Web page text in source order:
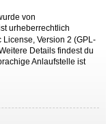
von
urheberrechtlich
Version 2 (GPL-
Details findest du
Anlaufstelle ist